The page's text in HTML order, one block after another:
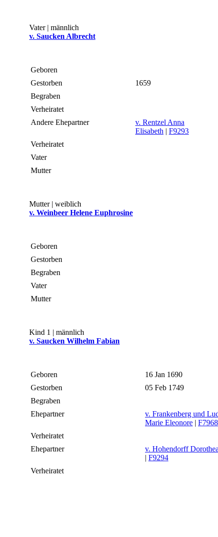
Vater | männlich
v. Saucken Albrecht
Geboren
Gestorben
1659
Begraben
Verheiratet
Andere Ehepartner
v. Rentzel Anna
Elisabeth | F9293
Verheiratet
Vater
Mutter
Mutter | weiblich
v. Weinbeer Helene Euphrosine
Geboren
Gestorben
Begraben
Vater
Mutter
Kind 1 | männlich
v. Saucken Wilhelm Fabian
Geboren
16 Jan 1690
Gestorben
05 Feb 1749
Begraben
Ehepartner
v. Frankenberg und
Marie Eleonore | F7968
Verheiratet
Ehepartner
v. Hohendorff
| F9294
Verheiratet